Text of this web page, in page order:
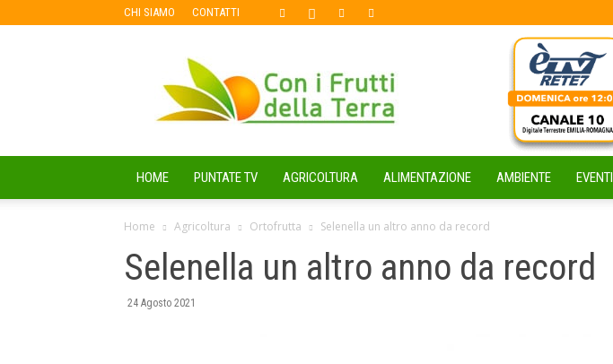
CHI SIAMO CONTATTI
i
Frutti
della
HOME PUNTATE TV AGRICOLTURA ALIMENTAZIONE AMBIENTE EVENTI
Home Agricoltura Ortofrutta Selenella un altro anno da record
Selenella un altro anno da record
24 Agosto 2021